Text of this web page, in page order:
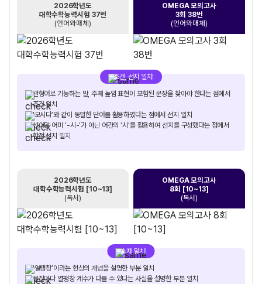
2026학년도
대학수학능력시험 37번
(언어와매체)
OMEGA 모의고사
3회 38번
(언어와매체)
관형어로 기능하는 말, 주체 높임 표현이 포함된 문장을 찾아야 한다는 점에서
조건 일치
‘모시다’와 같이 동일한 단어를 활용하였다는 점에서 선지 일치
선어말 어미 ‘-시-’가 아닌 어간의 ‘시’를 활용하여 선지를 구성했다는 점에서
함정 선지 일치
조건, 선지 일치!
2026학년도
대학수학능력시험 [10~13]
(독서)
OMEGA 모의고사
8회 [10~13]
(독서)
‘열팽창’이라는 현상의 개념을 설명한 부분 일치
물질마다 열팽창 계수가 다를 수 있다는 사실을 설명한 부분 일치
소재 일치!